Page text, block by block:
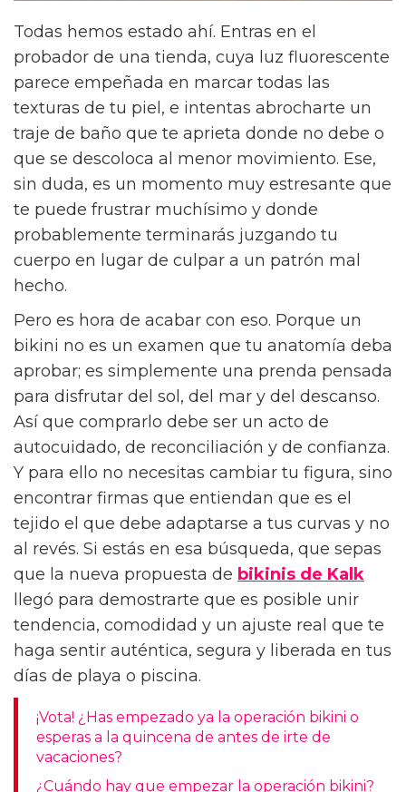
Todas hemos estado ahí. Entras en el
probador de una tienda, cuya luz fluorescente
parece empeñada en marcar todas las
texturas de tu piel, e intentas abrocharte un
traje de baño que te aprieta donde no debe o
que se descoloca al menor movimiento. Ese,
sin duda, es un momento muy estresante que
te puede frustrar muchísimo y donde
probablemente terminarás juzgando tu
cuerpo en lugar de culpar a un patrón mal
hecho.
Pero es hora de acabar con eso. Porque un
bikini no es un examen que tu anatomía deba
aprobar; es simplemente una prenda pensada
para disfrutar del sol, del mar y del descanso.
Así que comprarlo debe ser un acto de
autocuidado, de reconciliación y de confianza.
Y para ello no necesitas cambiar tu figura, sino
encontrar firmas que entiendan que es el
tejido el que debe adaptarse a tus curvas y no
al revés. Si estás en esa búsqueda, que sepas
que la nueva propuesta de bikinis de Kalk
llegó para demostrarte que es posible unir
tendencia, comodidad y un ajuste real que te
haga sentir auténtica, segura y liberada en tus
días de playa o piscina.
¡Vota! ¿Has empezado ya la operación bikini o
esperas a la quincena de antes de irte de
vacaciones?
¿Cuándo hay que empezar la operación bikini?